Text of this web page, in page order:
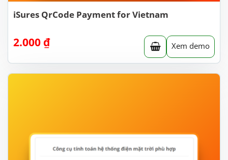
iSures QrCode Payment for Vietnam
2.000 ₫ Xem demo